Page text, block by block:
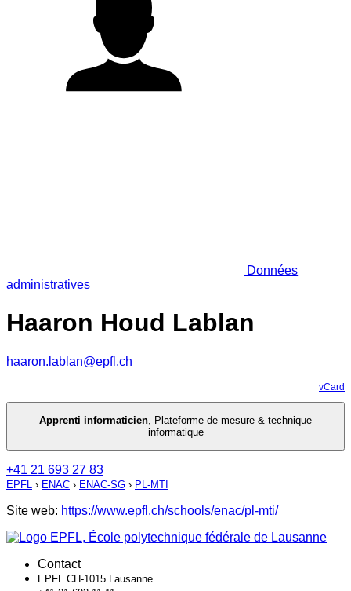
Données
administratives
Haaron Houd Lablan
haaron.lablan@epfl.ch
vCard
Apprenti informaticien, Plateforme de mesure & technique
informatique
+41 21 693 27 83
EPFL › ENAC › ENAC-SG › PL-MTI
Site web: https://www.epfl.ch/schools/enac/pl-mti/
Contact
EPFL CH-1015 Lausanne